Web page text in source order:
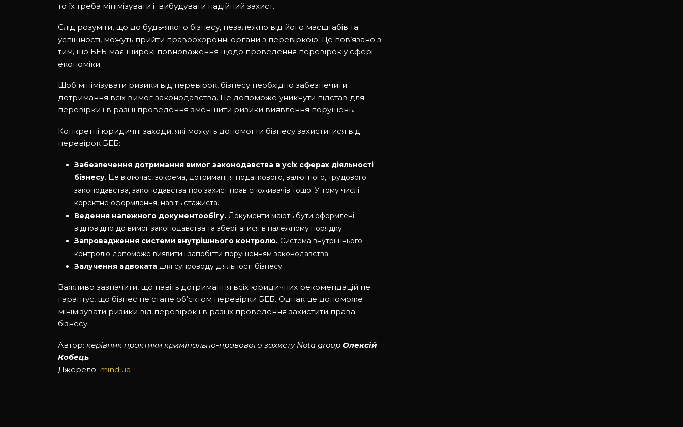
то їх треба мінімізувати і вибудувати надійний захист.
Слід розуміти, що до будь-якого бізнесу, незалежно від його масштабів та
успішності, можуть прийти правоохоронні органи з перевіркою. Це пов’язано з
тим, що БЕБ має широкі повноваження щодо проведення перевірок у сфері
економіки.
Щоб мінімізувати ризики від перевірок, бізнесу необхідно забезпечити
дотримання всіх вимог законодавства. Це допоможе уникнути підстав для
перевірки і в разі її проведення зменшити ризики виявлення порушень.
Конкретні юридичні заходи, які можуть допомогти бізнесу захиститися від
перевірок БЕБ:
Забезпечення дотримання вимог законодавства в усіх сферах діяльності
бізнесу. Це включає, зокрема, дотримання податкового, валютного, трудового
законодавства, законодавства про захист прав споживачів тощо. У тому числі
коректне оформлення, навіть стажиста.
Ведення належного документообігу. Документи мають бути оформлені
відповідно до вимог законодавства та зберігатися в належному порядку.
Запровадження системи внутрішнього контролю. Система внутрішнього
контролю допоможе виявити і запобігти порушенням законодавства.
Залучення адвоката для супроводу діяльності бізнесу.
Важливо зазначити, що навіть дотримання всіх юридичних рекомендацій не
гарантує, що бізнес не стане об’єктом перевірки БЕБ. Однак це допоможе
мінімізувати ризики від перевірок і в разі їх проведення захистити права
бізнесу.
Автор: керівник практики кримінально-правового захисту Nota group Олексій
Кобець
Джерело: mind.ua